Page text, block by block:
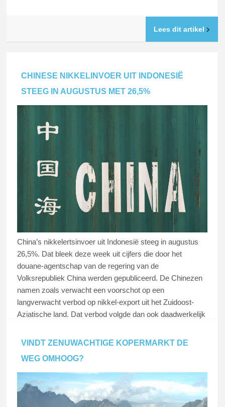
Lees dit artikel
CHINESE NIKKELINVOER UIT INDONESIË
STEEG IN AUGUSTUS MET 26,5%
China’s nikkelertsinvoer uit Indonesië steeg in augustus
26,5%. Dat bleek deze week uit cijfers die door het
douane-agentschap van de regering van de
Volksrepubliek China werden gepubliceerd. De Chinezen
namen zoals verwacht een voorschot op een
langverwacht verbod op nikkel-export uit het Zuidoost-
Aziatische land. Dat verbod volgde dan ook daadwerkelijk
regering aan dat het in 2020 nikkelertsuitvoer zou
verwerken. Deze aankondiging stuwde de nikkelprijs op
tot een vijfjarig record.
VINDT ZENUWACHTIGE KOPERMARKT DE
WEG OMHOOG?